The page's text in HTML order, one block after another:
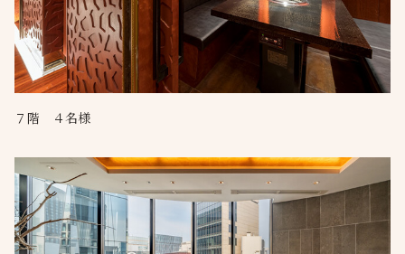
７階 ４名様